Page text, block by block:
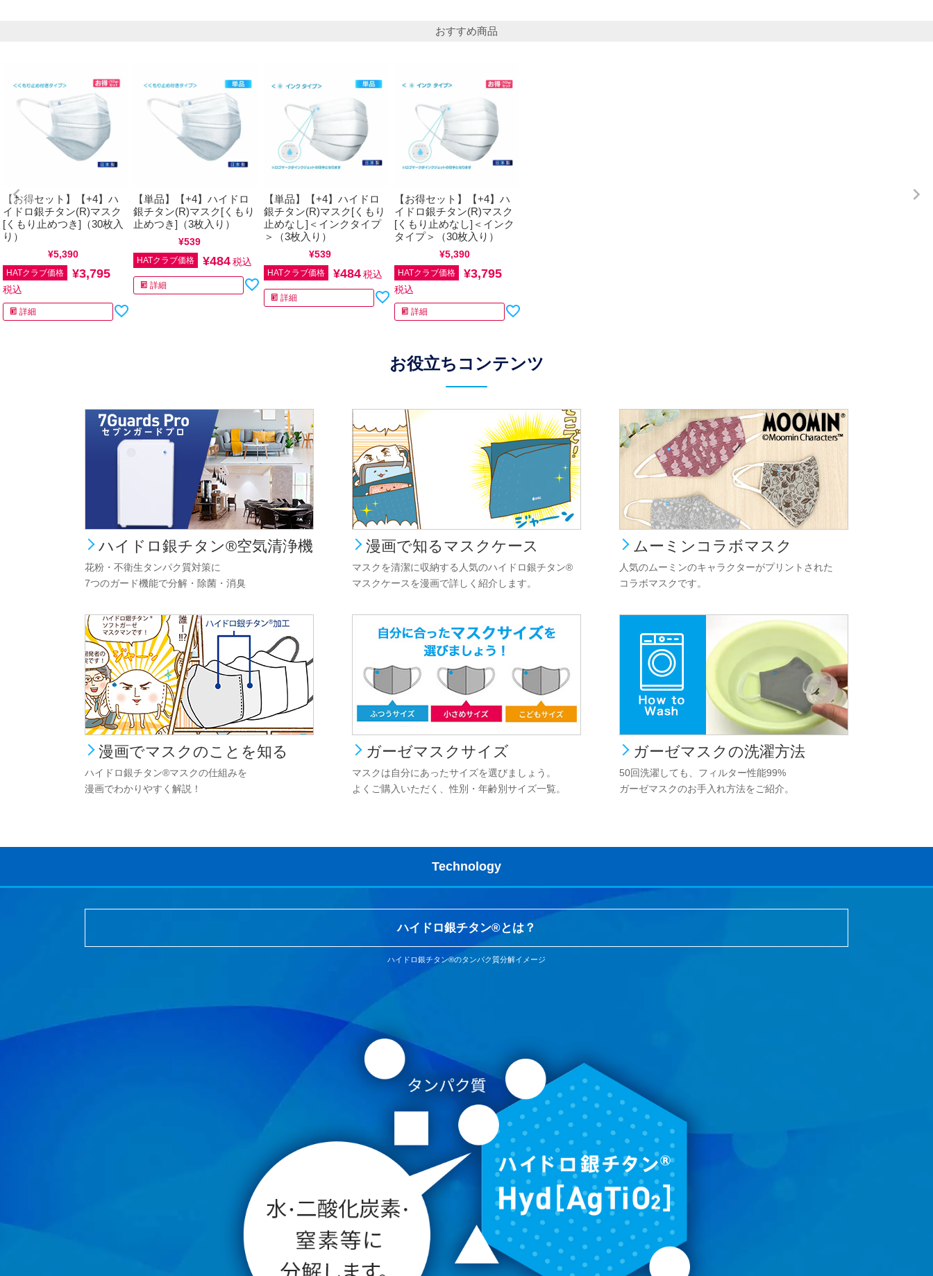
おすすめ商品
【お得セット】【+4】ハ
イドロ銀チタン(R)マスク
[くもり止めつき]（30枚入
り）
¥5,390
HATクラブ価格 ¥3,795
税込
詳細
【単品】【+4】ハイドロ
銀チタン(R)マスク[くもり
止めつき]（3枚入り）
¥539
HATクラブ価格 ¥484 税込
詳細
【単品】【+4】ハイドロ
銀チタン(R)マスク[くもり
止めなし]＜インクタイプ
＞（3枚入り）
¥539
HATクラブ価格 ¥484 税込
詳細
【お得セット】【+4】ハ
イドロ銀チタン(R)マスク
[くもり止めなし]＜インク
タイプ＞（30枚入り）
¥5,390
HATクラブ価格 ¥3,795
税込
詳細
お役立ちコンテンツ
ハイドロ銀チタン®空気清浄機
花粉・不衛生タンパク質対策に
7つのガード機能で分解・除菌・消臭
漫画で知るマスクケース
マスクを清潔に収納する人気のハイドロ銀チタン®
マスクケースを漫画で詳しく紹介します。
ムーミンコラボマスク
人気のムーミンのキャラクターがプリントされた
コラボマスクです。
漫画でマスクのことを知る
ハイドロ銀チタン®マスクの仕組みを
漫画でわかりやすく解説！
ガーゼマスクサイズ
マスクは自分にあったサイズを選びましょう。
よくご購入いただく、性別・年齢別サイズ一覧。
ガーゼマスクの洗濯方法
50回洗濯しても、フィルター性能99%
ガーゼマスクのお手入れ方法をご紹介。
Technology
ハイドロ銀チタン®とは？
ハイドロ銀チタン®のタンパク質分解イメージ